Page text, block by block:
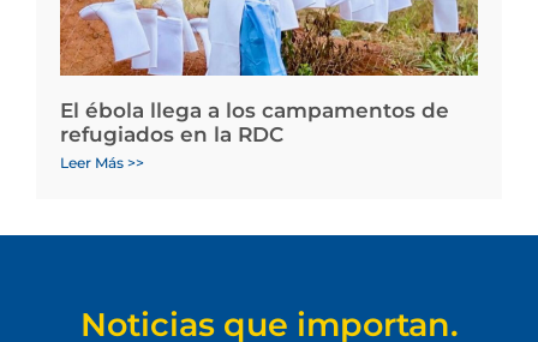
El ébola llega a los campamentos de
refugiados en la RDC
Leer Más >>
Noticias que importan.